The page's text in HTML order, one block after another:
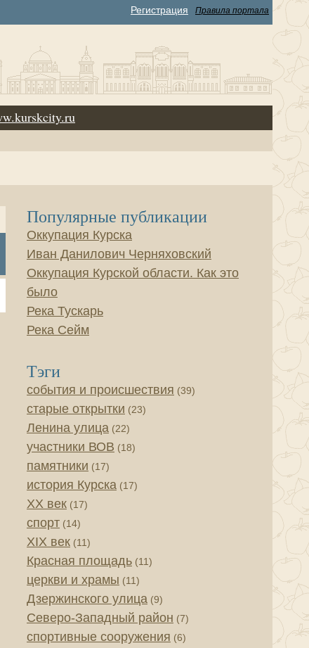
Регистрация Правила портала
Популярные публикации
Оккупация Курска
Иван Данилович Черняховский
Оккупация Курской области. Как это
было
Река Тускарь
Река Сейм
Тэги
события и происшествия (39)
старые открытки (23)
Ленина улица (22)
участники ВОВ (18)
памятники (17)
история Курска (17)
XX век (17)
спорт (14)
XIX век (11)
Красная площадь (11)
церкви и храмы (11)
Дзержинского улица (9)
Северо-Западный район (7)
спортивные сооружения (6)